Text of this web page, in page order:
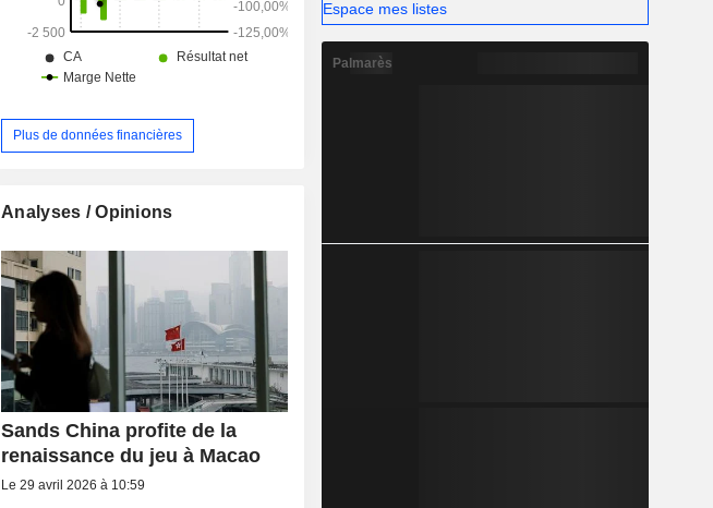
Plus de données financières
Analyses / Opinions
Sands China profite de la
renaissance du jeu à Macao
Le 29 avril 2026 à 10:59
Espace mes listes
Palmarès